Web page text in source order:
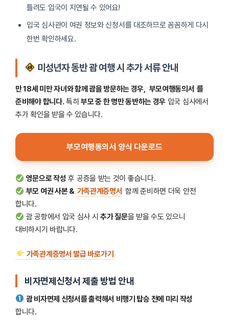
틀려도 입국이 지연될 수 있어요!
입국 심사관이 여권 정보와 신청서를 대조하므로 꼼꼼하게 다시
한번 확인하세요.
미성년자 동반 괌 여행 시 추가 서류 안내
만 18세 미만 자녀와 함께 괌을 방문하는 경우, 부모여행동의서 를
준비해야 합니다. 특히부모 중 한 명만 동반하는 경우 입국 심사에서
추가 확인을 받을 수 있습니다.
부모여행동의서 양식 다운로드
영문으로 작성 후 공증을 받는 것이 좋습니다.
부모 여권 사본 & 가족관계증명서 함께 준비하면 더욱 안전
합니다.
괌 공항에서 입국 심사 시추가 질문을 받을 수도 있으니
대비하시기 바랍니다.
가족관계증명서 발급 바로가기
비자면제신청서 제출 방법 안내
괌 비자면제 신청서를 출력해서 비행기 탑승 전에 미리 작성
합니다.